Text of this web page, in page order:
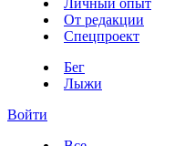
Личный опыт
От редакции
Спецпроект
Бег
Лыжи
Войти